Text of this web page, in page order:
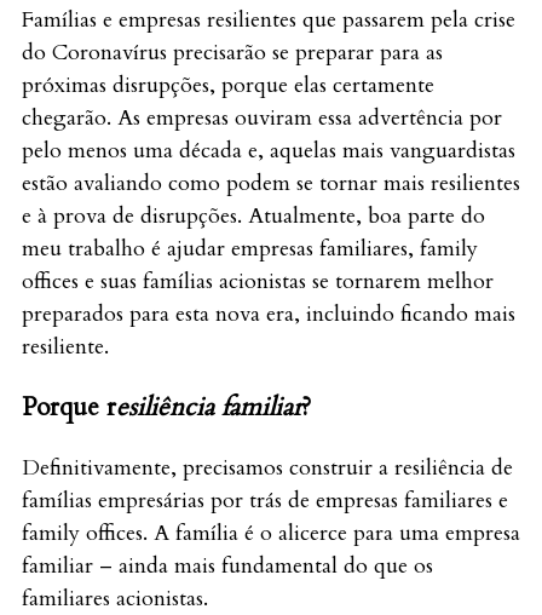
Famílias e empresas resilientes que passarem pela crise
do Coronavírus precisarão se preparar para as
próximas disrupções, porque elas certamente
chegarão. As empresas ouviram essa advertência por
pelo menos uma década e, aquelas mais vanguardistas
estão avaliando como podem se tornar mais resilientes
e à prova de disrupções. Atualmente, boa parte do
meu trabalho é ajudar empresas familiares, family
offices e suas famílias acionistas se tornarem melhor
preparados para esta nova era, incluindo ficando mais
resiliente.
Porque resiliência familiar?
Definitivamente, precisamos construir a resiliência de
famílias empresárias por trás de empresas familiares e
family offices. A família é o alicerce para uma empresa
familiar – ainda mais fundamental do que os
familiares acionistas.